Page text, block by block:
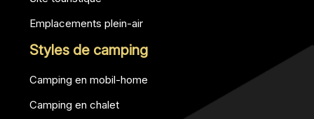
Emplacements plein-air
Styles de camping
Camping en mobil-home
Camping en chalet